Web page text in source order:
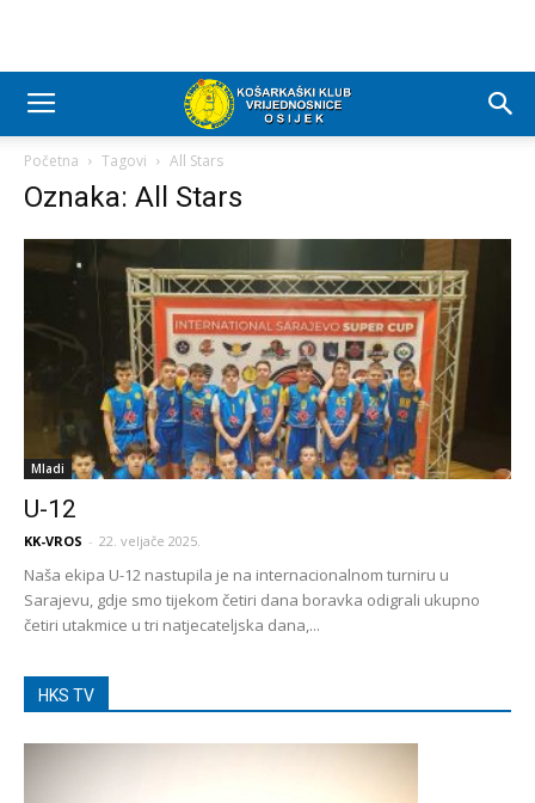
Početna Tagovi All Stars
Oznaka: All Stars
Mladi
U-12
KK-VROS - 22. veljače 2025.
Naša ekipa U-12 nastupila je na internacionalnom turniru u
Sarajevu, gdje smo tijekom četiri dana boravka odigrali ukupno
četiri utakmice u tri natjecateljska dana,...
HKS TV